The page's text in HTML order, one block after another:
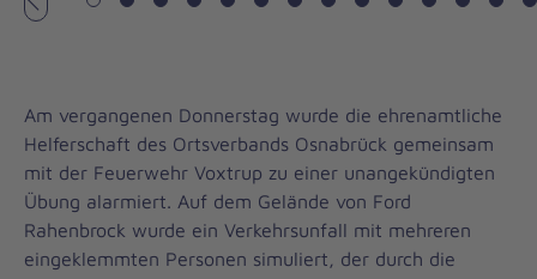
Vorheriges
Am vergangenen Donnerstag wurde die ehrenamtliche
Helferschaft des Ortsverbands Osnabrück gemeinsam
mit der Feuerwehr Voxtrup zu einer unangekündigten
Übung alarmiert. Auf dem Gelände von Ford
Rahenbrock wurde ein Verkehrsunfall mit mehreren
eingeklemmten Personen simuliert, der durch die